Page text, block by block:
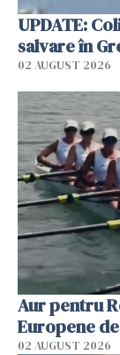
UPDATE:
salvare în
02 AUGUST 2026
Aur pentru
Europene
02 AUGUST 2026